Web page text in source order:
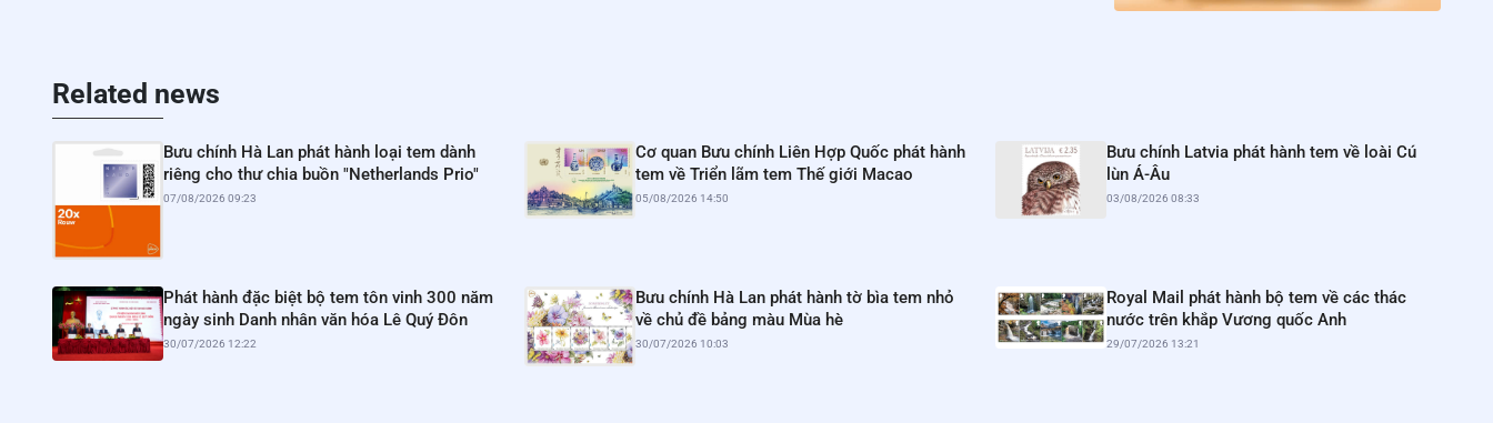
Related news
Bưu chính Hà Lan phát hành loại tem dành
riêng cho thư chia buồn "Netherlands Prio"
07/08/2026 09:23
Cơ quan Bưu chính Liên Hợp Quốc phát hành
tem về Triển lãm tem Thế giới Macao
05/08/2026 14:50
Bưu chính Latvia phát hành tem về loài Cú
lùn Á-Âu
03/08/2026 08:33
Phát hành đặc biệt bộ tem tôn vinh 300 năm
ngày sinh Danh nhân văn hóa Lê Quý Đôn
30/07/2026 12:22
Bưu chính Hà Lan phát hành tờ bìa tem nhỏ
về chủ đề bảng màu Mùa hè
30/07/2026 10:03
Royal Mail phát hành bộ tem về các thác
nước trên khắp Vương quốc Anh
29/07/2026 13:21